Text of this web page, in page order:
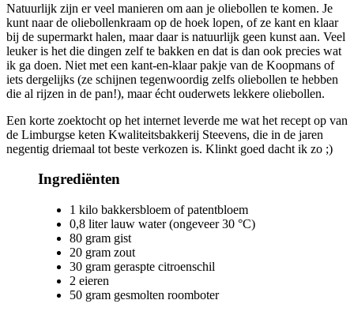
Natuurlijk zijn er veel manieren om aan je oliebollen te komen. Je
kunt naar de oliebollenkraam op de hoek lopen, of ze kant en klaar
bij de supermarkt halen, maar daar is natuurlijk geen kunst aan. Veel
leuker is het die dingen zelf te bakken en dat is dan ook precies wat
ik ga doen. Niet met een kant-en-klaar pakje van de Koopmans of
iets dergelijks (ze schijnen tegenwoordig zelfs oliebollen te hebben
die al rijzen in de pan!), maar écht ouderwets lekkere oliebollen.
Een korte zoektocht op het internet leverde me wat het recept op van
de Limburgse keten Kwaliteitsbakkerij Steevens, die in de jaren
negentig driemaal tot beste verkozen is. Klinkt goed dacht ik zo ;)
Ingrediënten
1 kilo bakkersbloem of patentbloem
0,8 liter lauw water (ongeveer 30 °C)
80 gram gist
20 gram zout
30 gram geraspte citroenschil
2 eieren
50 gram gesmolten roomboter